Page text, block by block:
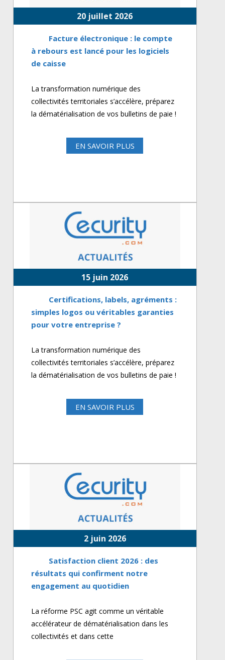
20 juillet 2026
Facture électronique : le compte
à rebours est lancé pour les logiciels
de caisse
La transformation numérique des
collectivités territoriales s’accélère, préparez
la dématérialisation de vos bulletins de paie !
EN SAVOIR PLUS
15 juin 2026
Certifications, labels, agréments :
simples logos ou véritables garanties
pour votre entreprise ?
La transformation numérique des
collectivités territoriales s’accélère, préparez
la dématérialisation de vos bulletins de paie !
EN SAVOIR PLUS
2 juin 2026
Satisfaction client 2026 : des
résultats qui confirment notre
engagement au quotidien
La réforme PSC agit comme un véritable
accélérateur de dématérialisation dans les
collectivités et dans cette